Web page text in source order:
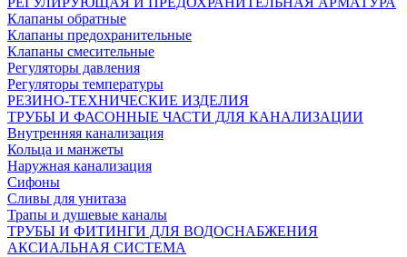
Клапаны обратные
Клапаны предохранительные
Клапаны смесительные
Регуляторы давления
Регуляторы температуры
РЕЗИНО-ТЕХНИЧЕСКИЕ ИЗДЕЛИЯ
ТРУБЫ И ФАСОННЫЕ ЧАСТИ ДЛЯ КАНАЛИЗАЦИИ
Внутренняя канализация
Кольца и манжеты
Наружная канализация
Сифоны
Сливы для унитаза
Трапы и душевые каналы
ТРУБЫ И ФИТИНГИ ДЛЯ ВОДОСНАБЖЕНИЯ
АКСИАЛЬНАЯ СИСТЕМА